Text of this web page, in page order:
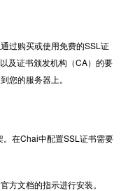
过购买或使用免费的SSL证
及证书颁发机构（CA）的要
您的服务器上。
在Chai中配置SSL证书需要
方文档的指示进行安装。